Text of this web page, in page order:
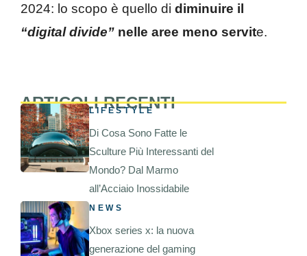
2024: lo scopo è quello di diminuire il
“digital divide” nelle aree meno servite.
ARTICOLI RECENTI
LIFESTYLE
Di Cosa Sono Fatte le
Sculture Più Interessanti del
Mondo? Dal Marmo
all’Acciaio Inossidabile
NEWS
Xbox series x: la nuova
generazione del gaming